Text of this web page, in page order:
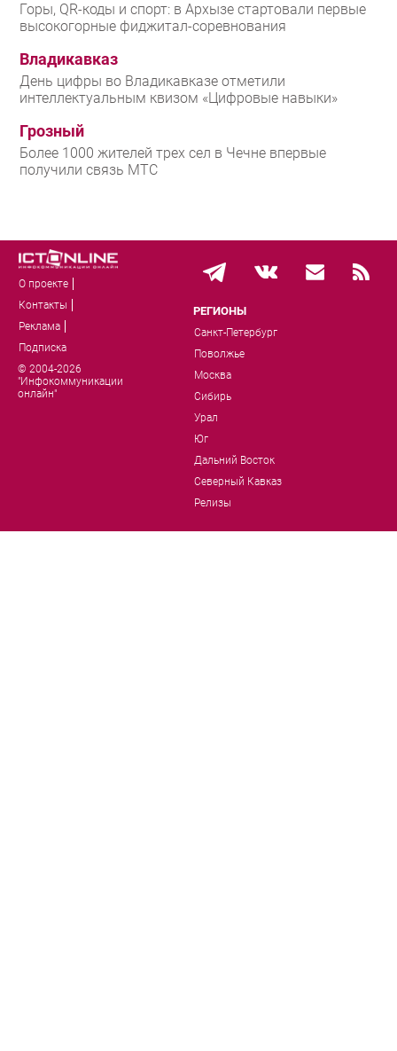
Горы, QR-коды и спорт: в Архызе стартовали первые
высокогорные фиджитал-соревнования
Владикавказ
День цифры во Владикавказе отметили
интеллектуальным квизом «Цифровые навыки»
Грозный
Более 1000 жителей трех сел в Чечне впервые
получили связь МТС
О проекте
Контакты
Реклама
Подписка
© 2004-2026
"Инфокоммуникации
онлайн"
РЕГИОНЫ
Санкт-Петербург
Поволжье
Москва
Сибирь
Урал
Юг
Дальний Восток
Северный Кавказ
Релизы